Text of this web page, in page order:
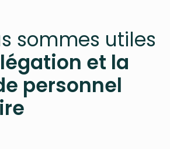
sommes utiles
et la
personnel